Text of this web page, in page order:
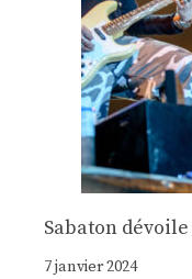
Sabaton
7 janvier 2024